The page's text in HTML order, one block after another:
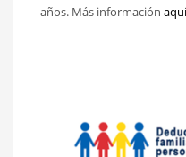
años. Más información aquí